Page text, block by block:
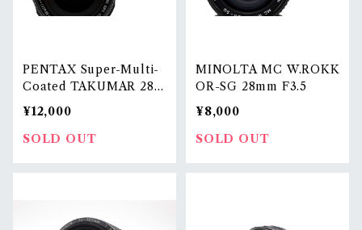
PENTAX Super-Multi-
Coated TAKUMAR 28m
m F3.5
¥12,000
SOLD OUT
MINOLTA MC W.ROKK
OR-SG 28mm F3.5
¥8,000
SOLD OUT